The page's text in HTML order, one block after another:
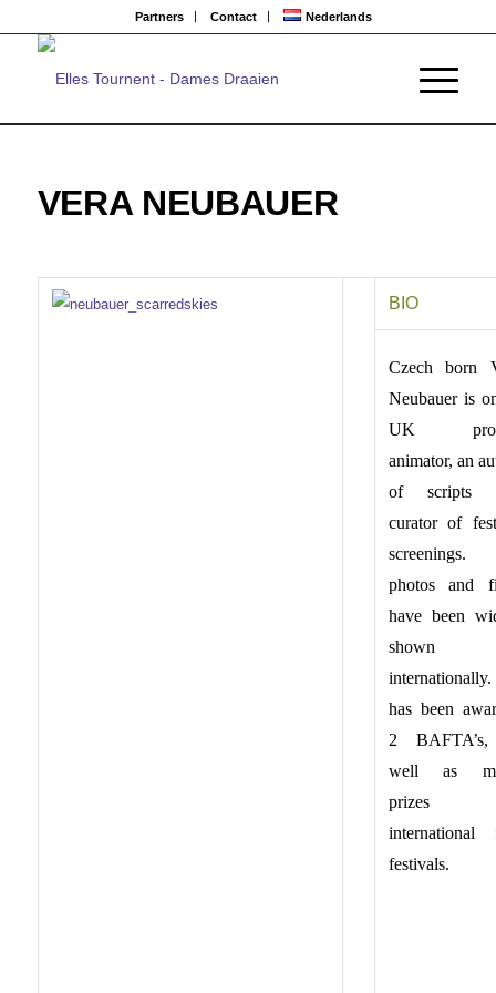
Partners Contact Nederlands
VERA NEUBAUER
BIO
Czech born
Neubauer is
UK
animator, an
of scripts
curator of
screenings.
photos and
have been
shown
internationally.
has been
2
well as
prizes
international
festivals.